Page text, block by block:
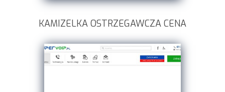
KAMIZELKA OSTRZEGAWCZA CENA